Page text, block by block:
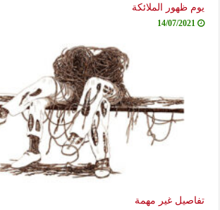
يوم ظهور الملائكة
14/07/2021
تفاصيل غير مهمة